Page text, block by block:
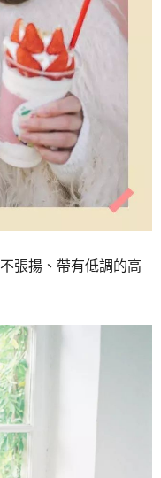
張揚、帶有低調的高